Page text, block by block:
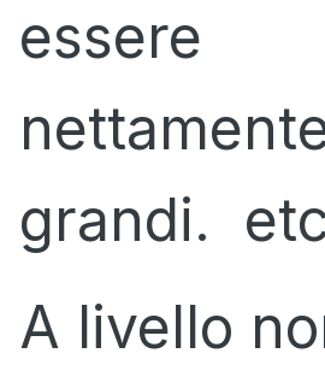
essere
grandi.
A livello